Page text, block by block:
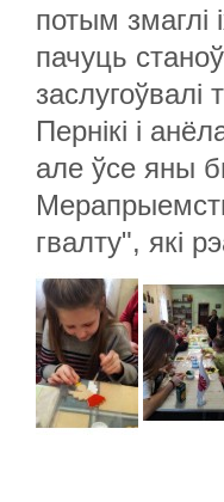
потым змаглі
пачуць
заслугоўвалі
Пернікі і
але ўсе яны
гвалту", які